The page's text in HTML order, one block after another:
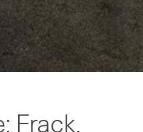
Frack.